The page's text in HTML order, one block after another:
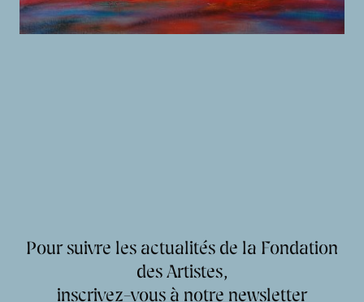
Pour suivre les actualités de la Fondation
des Artistes,
inscrivez-vous à notre newsletter